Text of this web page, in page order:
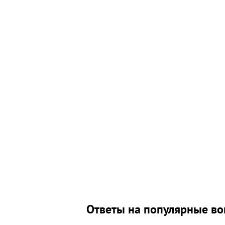
Ответы на популярные